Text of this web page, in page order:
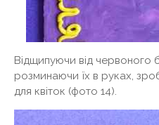
Відщипуючи від червоного
розминаючи їх в руках,
для квіток (фото 14).